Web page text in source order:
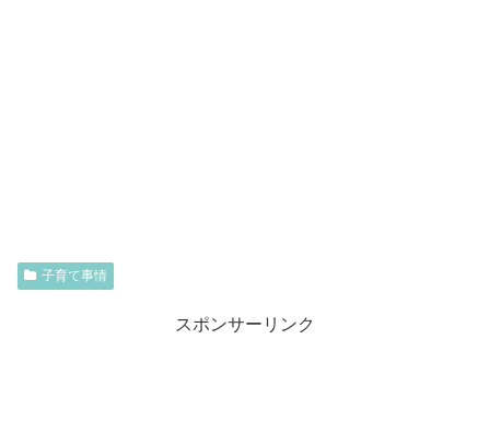
子育て事情
スポンサーリンク